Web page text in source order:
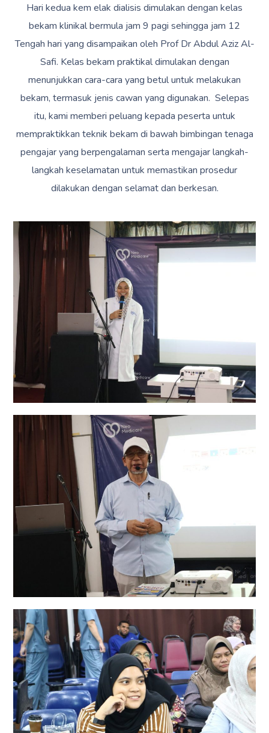
Hari kedua kem elak dialisis dimulakan dengan kelas
bekam klinikal bermula jam 9 pagi sehingga jam 12
Tengah hari yang disampaikan oleh Prof Dr Abdul Aziz Al-
Safi. Kelas bekam praktikal dimulakan dengan
menunjukkan cara-cara yang betul untuk melakukan
bekam, termasuk jenis cawan yang digunakan. Selepas
itu, kami memberi peluang kepada peserta untuk
mempraktikkan teknik bekam di bawah bimbingan tenaga
pengajar yang berpengalaman serta mengajar langkah-
langkah keselamatan untuk memastikan prosedur
dilakukan dengan selamat dan berkesan.